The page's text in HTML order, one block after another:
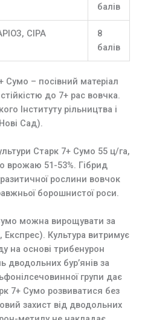
балів
СІРА
8
балів
Сумо – посівний матеріал
до 7+ рас вовчка.
Інституту рільництва і
Сад).
Старк 7+ Сумо 55 ц/га,
врожаю 51-53%. Гібрид
рослини вовчок
борошнистої роси.
можна вирощувати за
Експрес). Культура витримує
на основі трибенурон
дводольних бур’янів за
групи дає
7+ Сумо розвиватися без
захист від дводольних